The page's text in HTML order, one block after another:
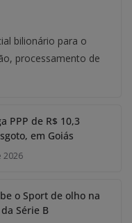
bilionário para o
processamento de
PPP de R$ 10,3
em Goiás
2026
o Sport de olho na
Série B